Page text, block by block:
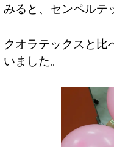
みると、センペルテ
クオラテックスと比
いました。